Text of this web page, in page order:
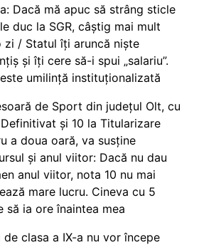
Dacă mă apuc să strâng sticle
duc la SGR, câștig mai mult
zi / Statul îți aruncă niște
și îți cere să-i spui „salariu”.
umilință instituționalizată
de Sport din județul Olt, cu
și 10 la Titularizare
a doua oară, va susține
și anul viitor: Dacă nu dau
anul viitor, nota 10 nu mai
mare lucru. Cineva cu 5
să ia ore înaintea mea
de clasa a IX-a nu vor începe